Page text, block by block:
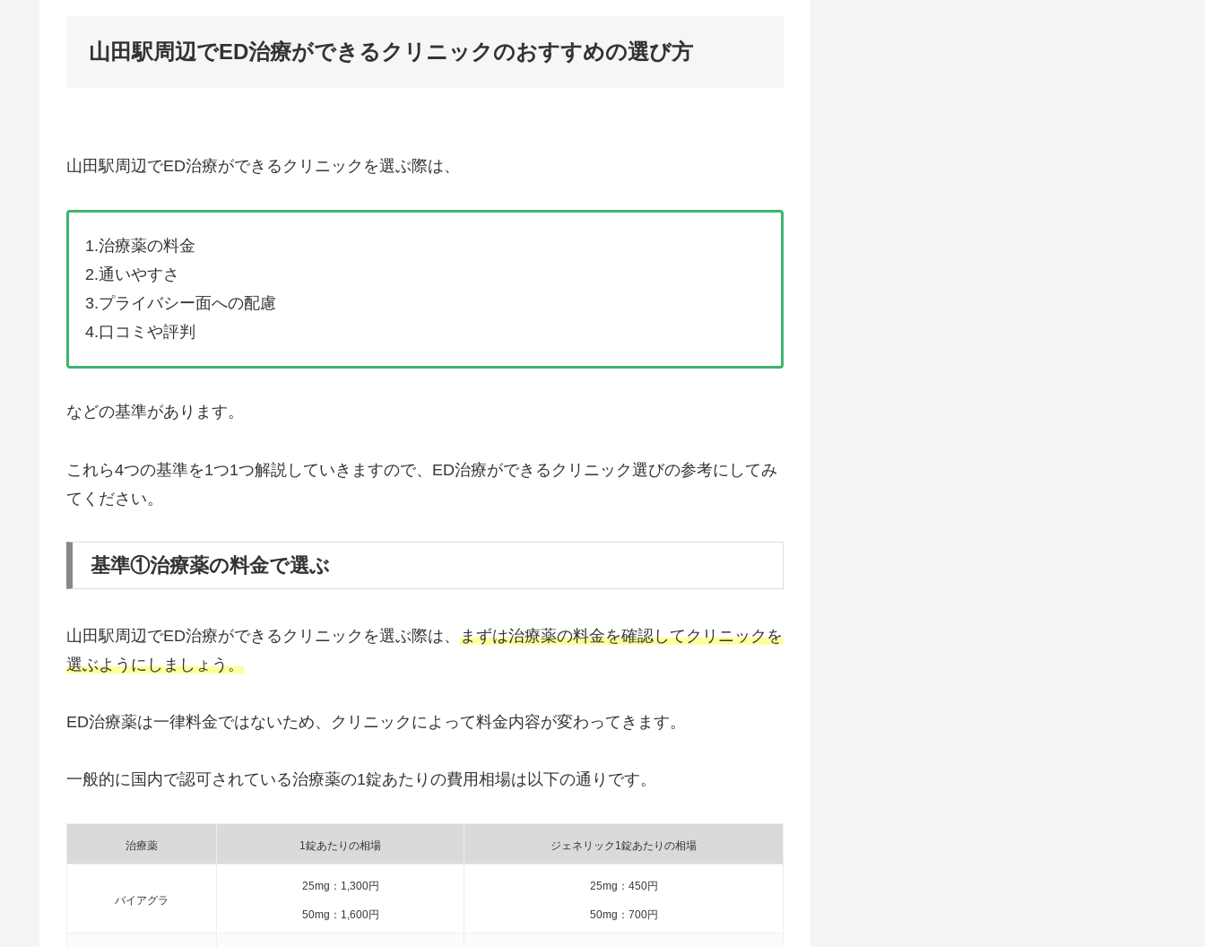
山田駅周辺でED治療ができるクリニックのおすすめの選び方
山田駅周辺でED治療ができるクリニックを選ぶ際は、
1.治療薬の料金
2.通いやすさ
3.プライバシー面への配慮
4.口コミや評判
などの基準があります。
これら4つの基準を1つ1つ解説していきますので、ED治療ができるクリニック選びの参考にしてみ
てください。
基準①治療薬の料金で選ぶ
山田駅周辺でED治療ができるクリニックを選ぶ際は、 まずは治療薬の料金を確認してクリニックを
選ぶようにしましょう。
ED治療薬は一律料金ではないため、クリニックによって料金内容が変わってきます。
一般的に国内で認可されている治療薬の1錠あたりの費用相場は以下の通りです。
治療薬 1錠あたりの相場 ジェネリック1錠あたりの相場
バイアグラ
25mg：1,300円
50mg：1,600円
25mg：450円
50mg：700円